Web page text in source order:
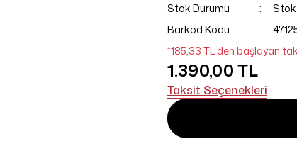
Stok Durumu
Barkod Kodu
*185,33 TL den başlayan
1.390,00 TL
Taksit Seçenekleri